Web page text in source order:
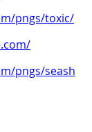
pngs/toxic/
pngs/seash